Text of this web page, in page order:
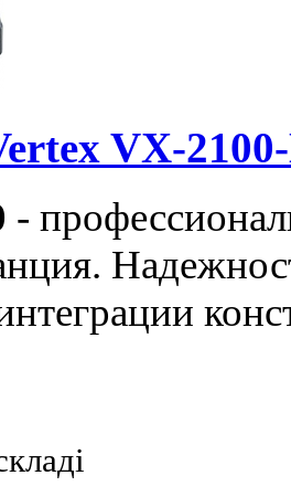
VX-
-